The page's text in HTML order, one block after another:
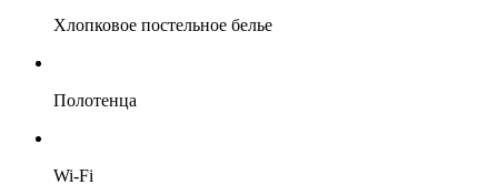
Хлопковое постельное белье
Полотенца
Wi-Fi